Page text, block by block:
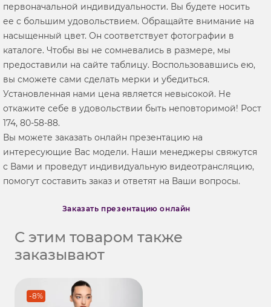
первоначальной индивидуальности. Вы будете носить
ее с большим удовольствием. Обращайте внимание на
насыщенный цвет. Он соответствует фотографии в
каталоге. Чтобы вы не сомневались в размере, мы
предоставили на сайте таблицу. Воспользовавшись ею,
вы сможете сами сделать мерки и убедиться.
Установленная нами цена является невысокой. Не
откажите себе в удовольствии быть неповторимой! Рост
174, 80-58-88.
Вы можете заказать онлайн презентацию на
интересующие Вас модели. Наши менеджеры свяжутся
с Вами и проведут индивидуальную видеотрансляцию,
помогут составить заказ и ответят на Ваши вопросы.
Заказать презентацию онлайн
С этим товаром также
заказывают
-8%